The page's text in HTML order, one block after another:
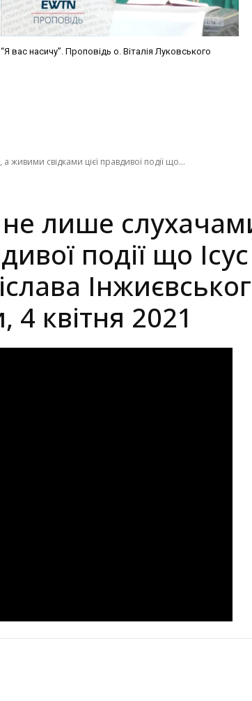
“Я вас насичу”. Проповідь о. Віталія Луковського